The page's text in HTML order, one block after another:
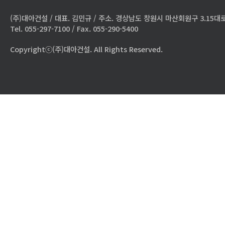
(주)대아건설 / 대표. 김민규 / 주소. 경상남도 창원시 마산회원구 3.15대
Tel. 055-297-7100 / Fax. 055-290-5400
Copyrightⓒ(주)대아건설. All Rights Reserved.